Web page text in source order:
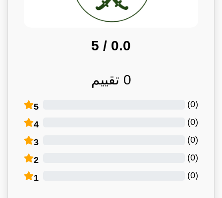
0.0
/ 5
0 تقييم
5 (
0
)
4 (
0
)
3 (
0
)
2 (
0
)
1 (
0
)